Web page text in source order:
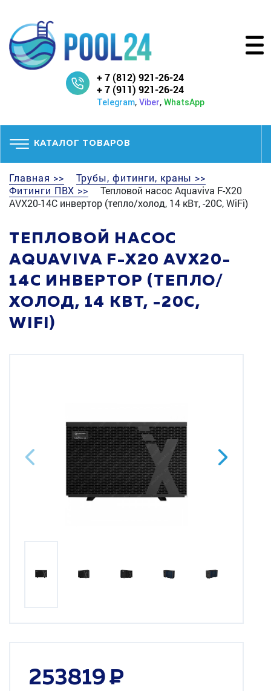
+ 7 (812) 921-26-24
+ 7 (911) 921-26-24
Telegram, Viber, WhatsApp
КАТАЛОГ ТОВАРОВ
Главная >>
Трубы, фитинги, краны >>
Фитинги ПВХ >>
Тепловой насос Aquaviva F-X20
AVX20-14C инвертор (тепло/холод, 14 кВт, -20С, WiFi)
ТЕПЛОВОЙ НАСОС
AQUAVIVA F-X20 AVX20-
14C ИНВЕРТОР (ТЕПЛО/
ХОЛОД, 14 КВТ, -20С,
WIFI)
253819